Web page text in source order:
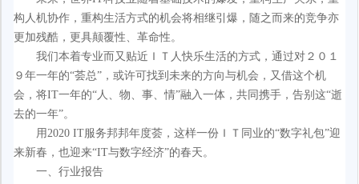
构人机协作，重构生活方式的机会将相继引爆，随之而来的竞争亦
更加残酷，更具颠覆性、革命性。
我们本着专业而又贴近ＩＴ人快乐生活的方式，通过对２０１
９年一年的“荟总”，或许可找到未来的方向与机会，又借这个机
会，将IT一年的“人、物、事、情”融入一体，共同携手，告别这“逝
去的一年”。
用2020 IT服务邦邦年度荟，这样一份ＩＴ同业的“数字礼包”迎
来新春，也迎来“IT与数字经济”的春天。
一、行业报告